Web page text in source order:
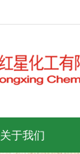
关于我们